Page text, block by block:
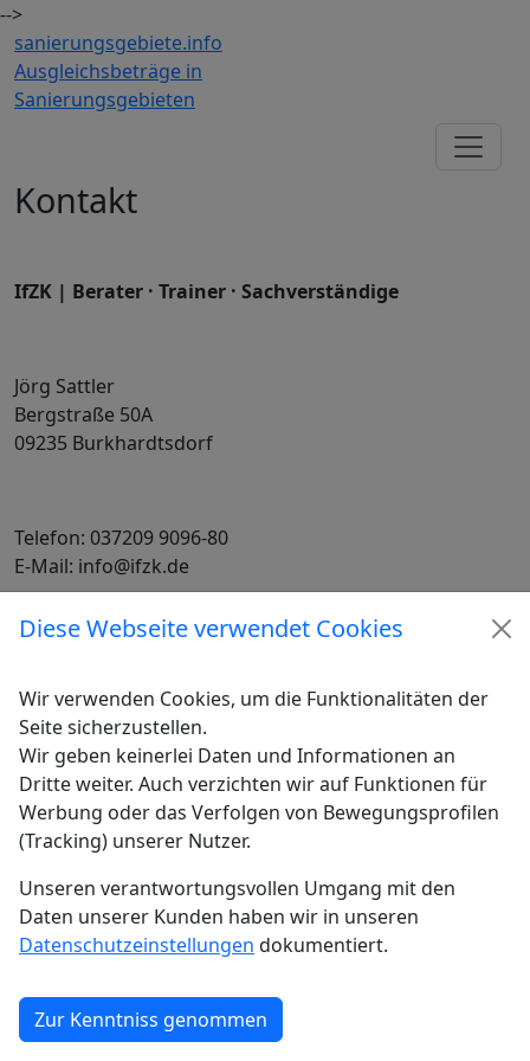
Diese Webseite verwendet Cookies
Wir verwenden Cookies, um die Funktionalitäten der
Seite sicherzustellen.
Wir geben keinerlei Daten und Informationen an
Dritte weiter. Auch verzichten wir auf Funktionen für
Werbung oder das Verfolgen von Bewegungsprofilen
(Tracking) unserer Nutzer.
Unseren verantwortungsvollen Umgang mit den
Daten unserer Kunden haben wir in unseren
Datenschutzeinstellungen dokumentiert.
Zur Kenntniss genommen
-->
sanierungsgebiete.info
Ausgleichsbeträge in
Sanierungsgebieten
Kontakt
IfZK | Berater · Trainer · Sachverständige
Jörg Sattler
Bergstraße 50A
09235 Burkhardtsdorf
Telefon: 037209 9096-80
E-Mail: info@ifzk.de